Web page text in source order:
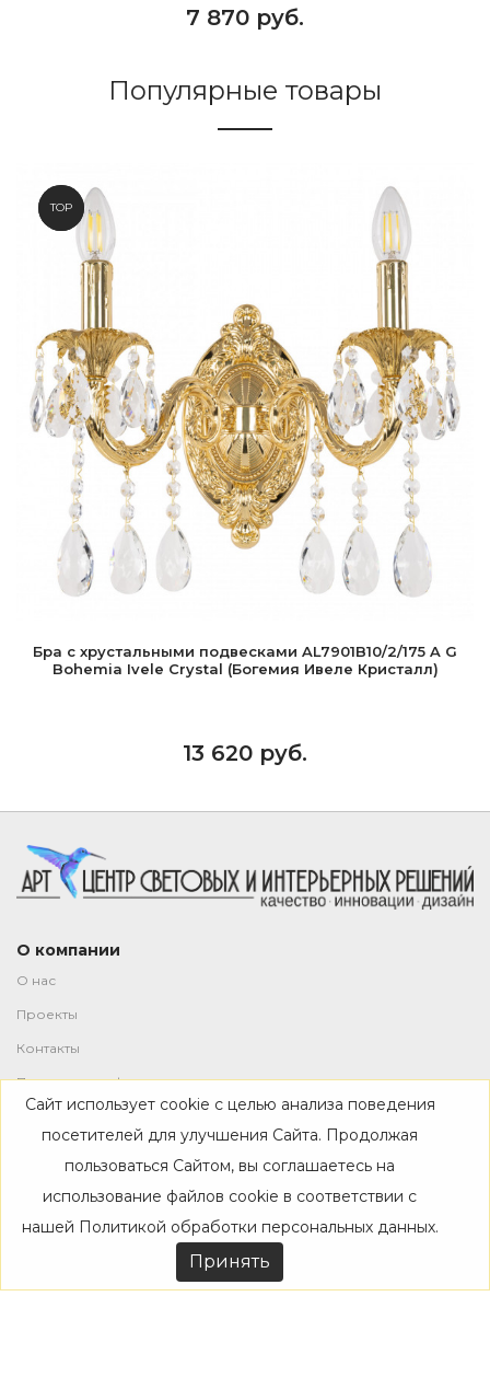
7 870 руб.
Популярные товары
NEW
TOP
Бра с хрустальными подвесками AL7901B10/2/175 A G
Bohemia Ivele Crystal (Богемия Ивеле Кристалл)
13 620 руб.
О компании
О нас
Проекты
Контакты
Политика конфиденциальности
Магазин
Каталог
Дизайнерам
Акции
Сайт использует cookie с целью анализа поведения
посетителей для улучшения Сайта. Продолжая
пользоваться Сайтом, вы соглашаетесь на
использование файлов cookie в соответствии с
нашей Политикой обработки персональных данных.
Принять